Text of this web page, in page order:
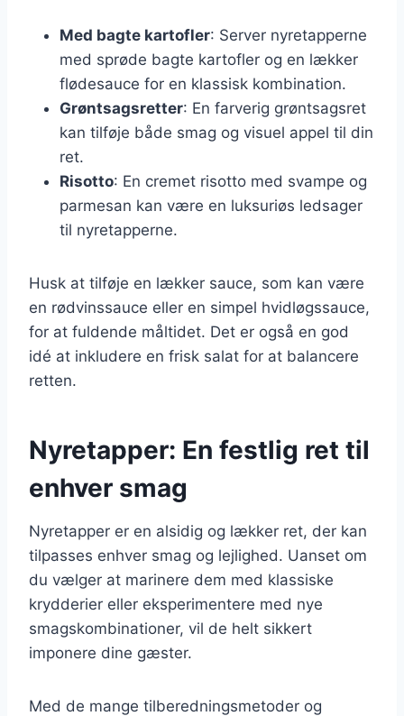
Med bagte kartofler: Server nyretapperne
med sprøde bagte kartofler og en lækker
flødesauce for en klassisk kombination.
Grøntsagsretter: En farverig grøntsagsret
kan tilføje både smag og visuel appel til din
ret.
Risotto: En cremet risotto med svampe og
parmesan kan være en luksuriøs ledsager
til nyretapperne.
Husk at tilføje en lækker sauce, som kan være
en rødvinssauce eller en simpel hvidløgssauce,
for at fuldende måltidet. Det er også en god
idé at inkludere en frisk salat for at balancere
retten.
Nyretapper: En festlig ret til
enhver smag
Nyretapper er en alsidig og lækker ret, der kan
tilpasses enhver smag og lejlighed. Uanset om
du vælger at marinere dem med klassiske
krydderier eller eksperimentere med nye
smagskombinationer, vil de helt sikkert
imponere dine gæster.
Med de mange tilberedningsmetoder og